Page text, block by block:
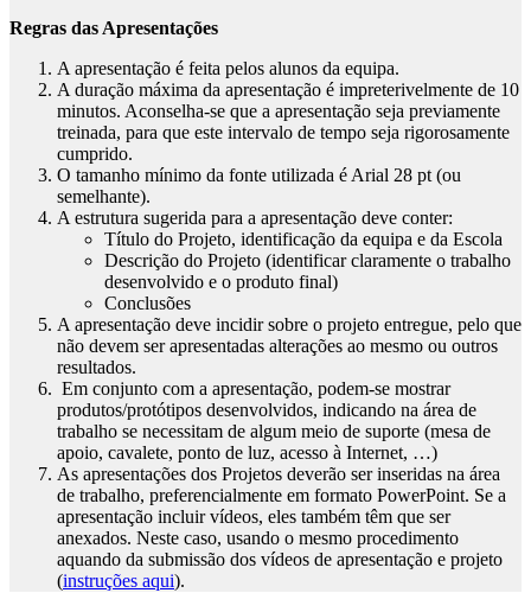
Regras das Apresentações
A apresentação é feita pelos alunos da equipa.
A duração máxima da apresentação é impreterivelmente de 10
minutos. Aconselha-se que a apresentação seja previamente
treinada, para que este intervalo de tempo seja rigorosamente
cumprido.
O tamanho mínimo da fonte utilizada é Arial 28 pt (ou
semelhante).
A estrutura sugerida para a apresentação deve conter:
Título do Projeto, identificação da equipa e da Escola
Descrição do Projeto (identificar claramente o trabalho
desenvolvido e o produto final)
Conclusões
A apresentação deve incidir sobre o projeto entregue, pelo que
não devem ser apresentadas alterações ao mesmo ou outros
resultados.
Em conjunto com a apresentação, podem-se mostrar
produtos/protótipos desenvolvidos, indicando na área de
trabalho se necessitam de algum meio de suporte (mesa de
apoio, cavalete, ponto de luz, acesso à Internet, …)
As apresentações dos Projetos deverão ser inseridas na área
de trabalho, preferencialmente em formato PowerPoint. Se a
apresentação incluir vídeos, eles também têm que ser
anexados. Neste caso, usando o mesmo procedimento
aquando da submissão dos vídeos de apresentação e projeto
(instruções aqui).